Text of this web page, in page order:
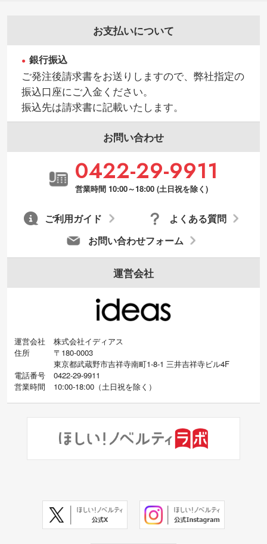
お支払いについて
銀行振込
ご発注後請求書をお送りしますので、弊社指定の
振込口座にご入金ください。
振込先は請求書に記載いたします。
お問い合わせ
0422-29-9911
営業時間 10:00～18:00 (土日祝を除く)
お問い合わせフォーム
よくある質問
ご利用ガイド
運営会社
運営会社
株式会社イディアス
住所
〒180-0003
東京都武蔵野市吉祥寺南町1-8-1 三井吉祥寺ビル4F
電話番号
0422-29-9911
営業時間
10:00-18:00（土日祝を除く）